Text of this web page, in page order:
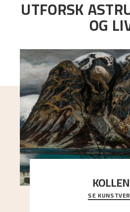
UTFORSK
OG
KOLLEN
Et ruvende fjell dominerer
sterk kontrast til det spinkle
SE